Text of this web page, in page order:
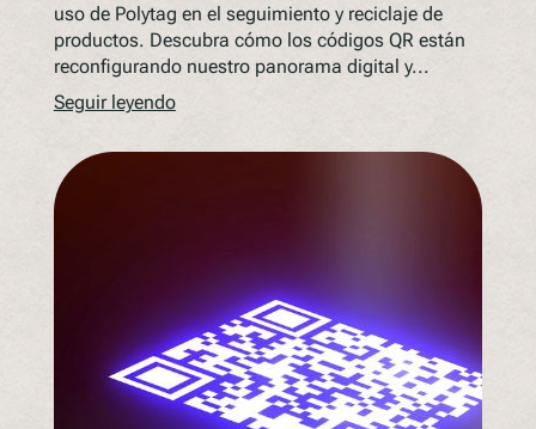
uso de Polytag en el seguimiento y reciclaje de
productos. Descubra cómo los códigos QR están
reconfigurando nuestro panorama digital y...
Seguir leyendo